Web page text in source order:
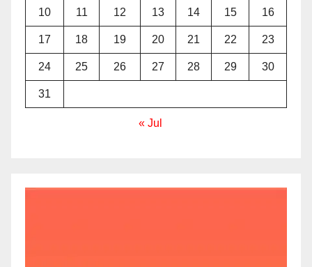
10 11 12 13 14 15 16
17 18 19 20 21 22 23
24 25 26 27 28 29 30
31
« Jul